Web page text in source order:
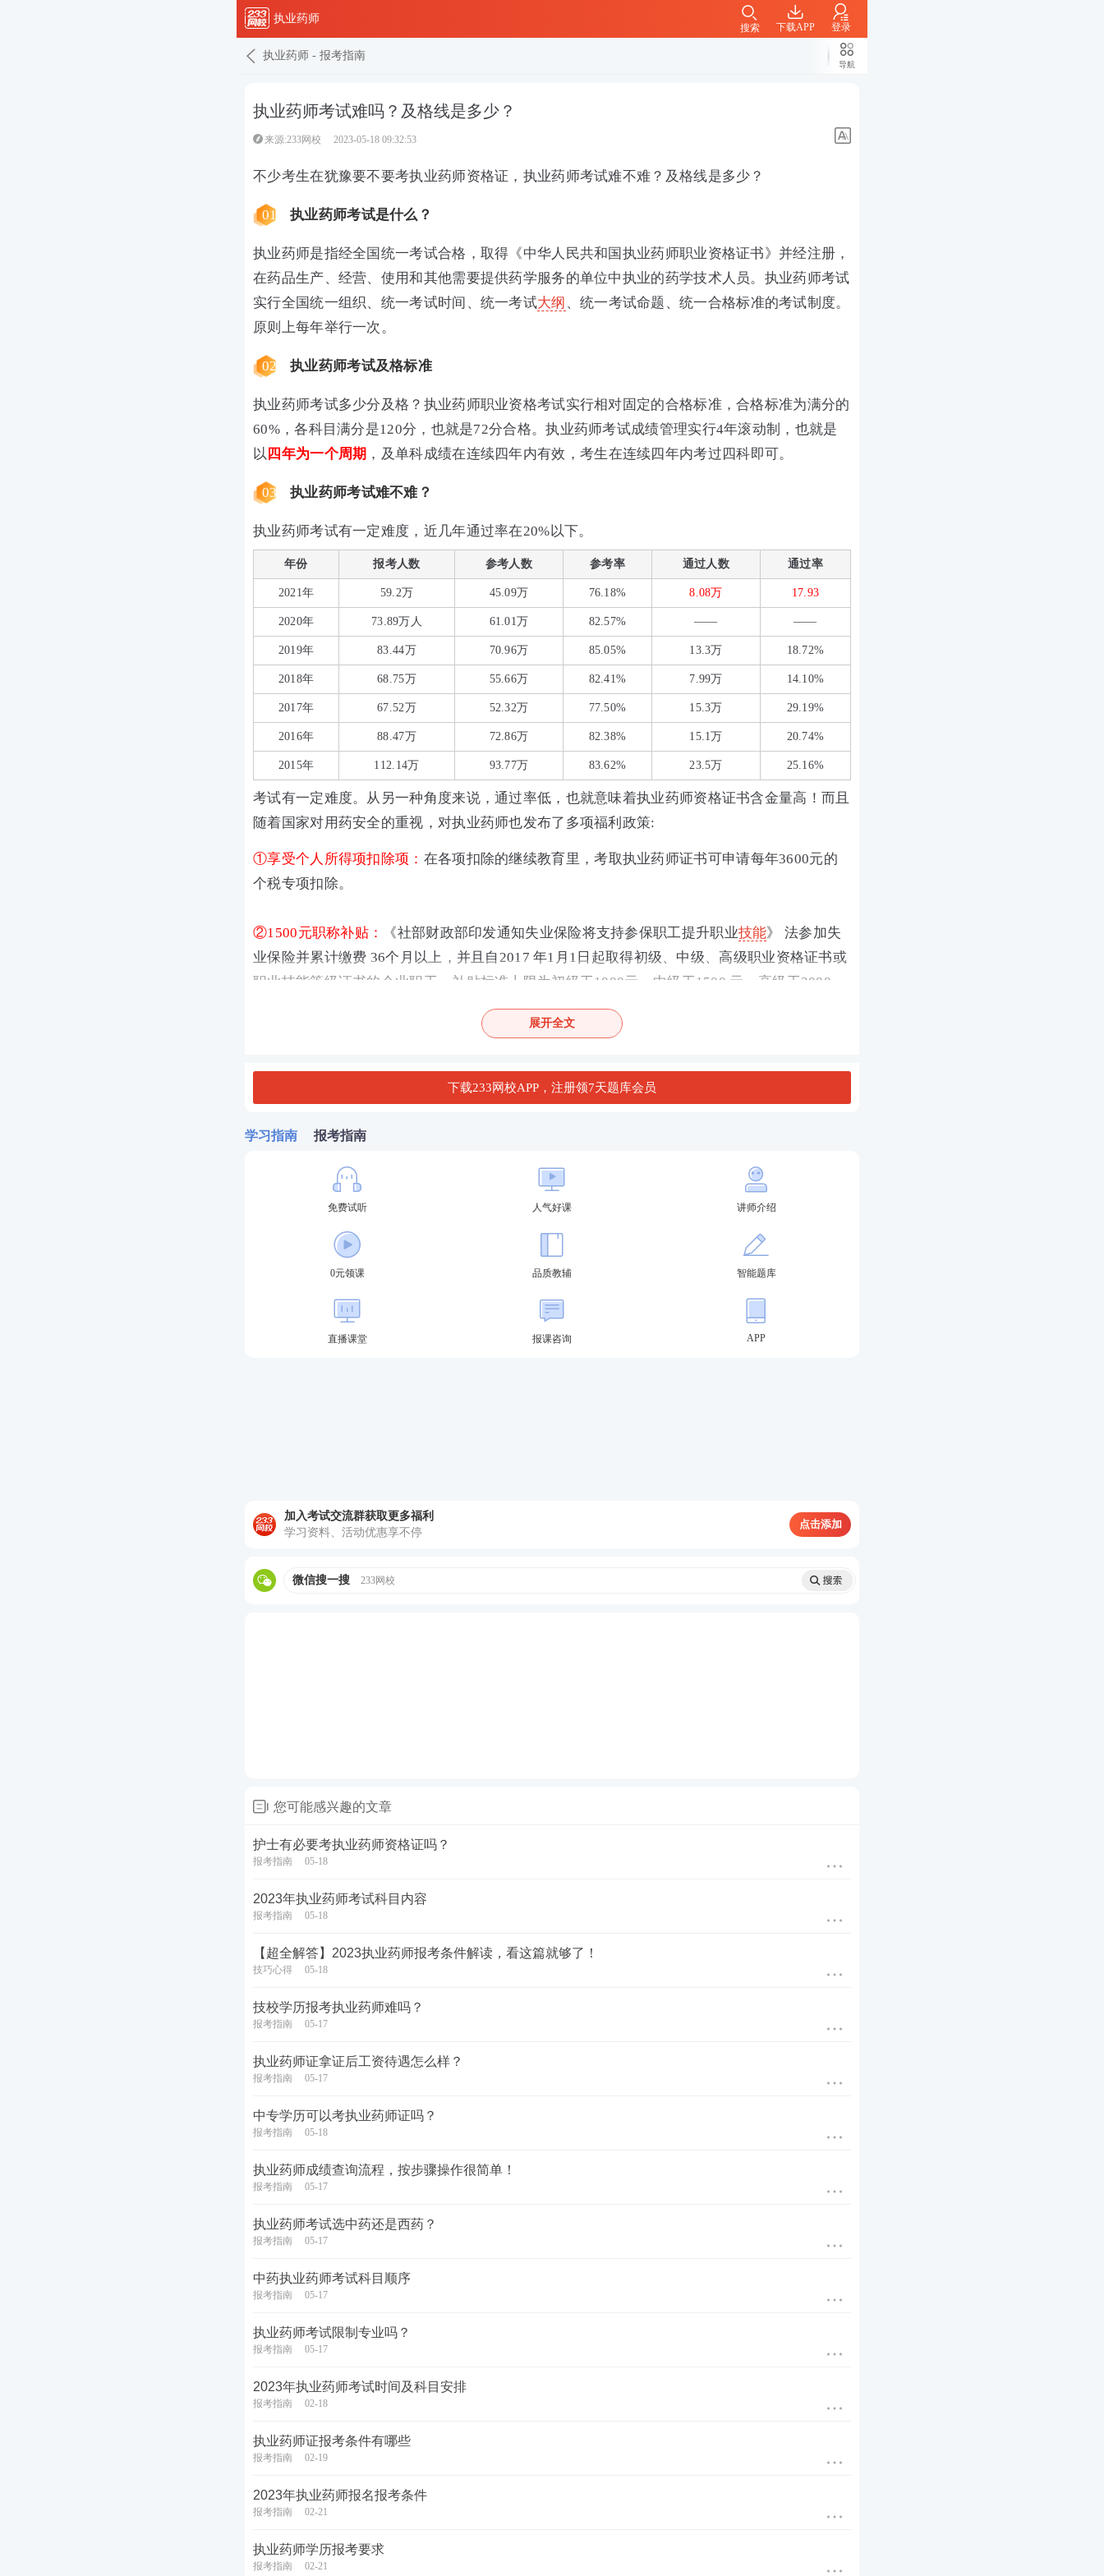
执业药师
下载APP 登录
搜索
执业药师 - 报考指南
导航
执业药师考试难吗？及格线是多少？
来源:233网校 2023-05-18 09:32:53
不少考生在犹豫要不要考执业药师资格证，执业药师考试难不难？及格线是多少？
01 执业药师考试是什么？
执业药师是指经全国统一考试合格，取得《中华人民共和国执业药师职业资格证书》并经注册，
在药品生产、经营、使用和其他需要提供药学服务的单位中执业的药学技术人员。执业药师考试
实行全国统一组织、统一考试时间、统一考试大纲 、统一考试命题、统一合格标准的考试制度。
原则上每年举行一次。
02 执业药师考试及格标准
执业药师考试多少分及格？执业药师职业资格考试实行相对固定的合格标准，合格标准为满分的
60%，各科目满分是120分，也就是72分合格。执业药师考试成绩管理实行4年滚动制，也就是
以 四年为一个周期 ，及单科成绩在连续四年内有效，考生在连续四年内考过四科即可。
03 执业药师考试难不难？
执业药师考试有一定难度，近几年通过率在20%以下。
年份 报考人数 参考人数 参考率 通过人数 通过率
2021年 59.2万 45.09万 76.18% 8.08万 17.93
2020年 73.89万人 61.01万 82.57% —— ——
2019年 83.44万 70.96万 85.05% 13.3万 18.72%
2018年 68.75万 55.66万 82.41% 7.99万 14.10%
2017年 67.52万 52.32万 77.50% 15.3万 29.19%
2016年 88.47万 72.86万 82.38% 15.1万 20.74%
2015年 112.14万 93.77万 83.62% 23.5万 25.16%
考试有一定难度。从另一种角度来说，通过率低，也就意味着执业药师资格证书含金量高！而且
随着国家对用药安全的重视，对执业药师也发布了多项福利政策:
①享受个人所得项扣除项： 在各项扣除的继续教育里，考取执业药师证书可申请每年3600元的
个税专项扣除。
②1500元职称补贴： 《社部财政部印发通知失业保险将支持参保职工提升职业技能》 法参加失
业保险并累计缴费 36个月以上，并且自2017 年1月1日起取得初级、中级、高级职业资格证书或
职业技能等级证书的企业职工，补贴标准上限为初级工1000元、中级工1500 元、高级工2000
元，补贴标准可向地区紧缺急需工种倾斜。执业药师属于中级职称，所以可以领取1500元每月
目前全国部分地区药店开始为药师发放补贴，补贴一到两千左右不等。
试不过还可免费重学1次。
1 至尊班：适合需要督学、自制力弱的考生，小班管理+班主任督学+重新服务，
了解>>
3
精品班： 适合需强化巩固的考生，1年有效期+VIP题库会员+专属学习计划， 了解>>
展开全文
下载233网校APP，注册领7天题库会员
学习指南 报考指南
免费试听 人气好课 讲师介绍
0元领课 品质教辅 智能题库
直播课堂 报课咨询 APP
加入考试交流群获取更多福利
学习资料、活动优惠享不停
点击添加
微信搜一搜 233网校
您可能感兴趣的文章
护士有必要考执业药师资格证吗？
报考指南 05-18
2023年执业药师考试科目内容
报考指南 05-18
【超全解答】2023执业药师报考条件解读，看这篇就够了！
技巧心得 05-18
技校学历报考执业药师难吗？
报考指南 05-17
执业药师证拿证后工资待遇怎么样？
报考指南 05-17
中专学历可以考执业药师证吗？
报考指南 05-18
执业药师成绩查询流程，按步骤操作很简单！
报考指南 05-17
执业药师考试选中药还是西药？
报考指南 05-17
中药执业药师考试科目顺序
报考指南 05-17
执业药师考试限制专业吗？
报考指南 05-17
2023年执业药师考试时间及科目安排
报考指南 02-18
执业药师证报考条件有哪些
报考指南 02-19
2023年执业药师报名报考条件
报考指南 02-21
执业药师学历报考要求
报考指南 02-21